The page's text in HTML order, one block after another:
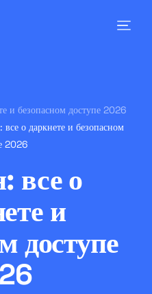
и безопасном доступе 2026
все о даркнете и безопасном
2026
все о
и
доступе